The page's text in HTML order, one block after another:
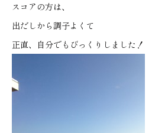
スコアの方は、
出だしから調子よくて
正直、自分でもびっくりしました！